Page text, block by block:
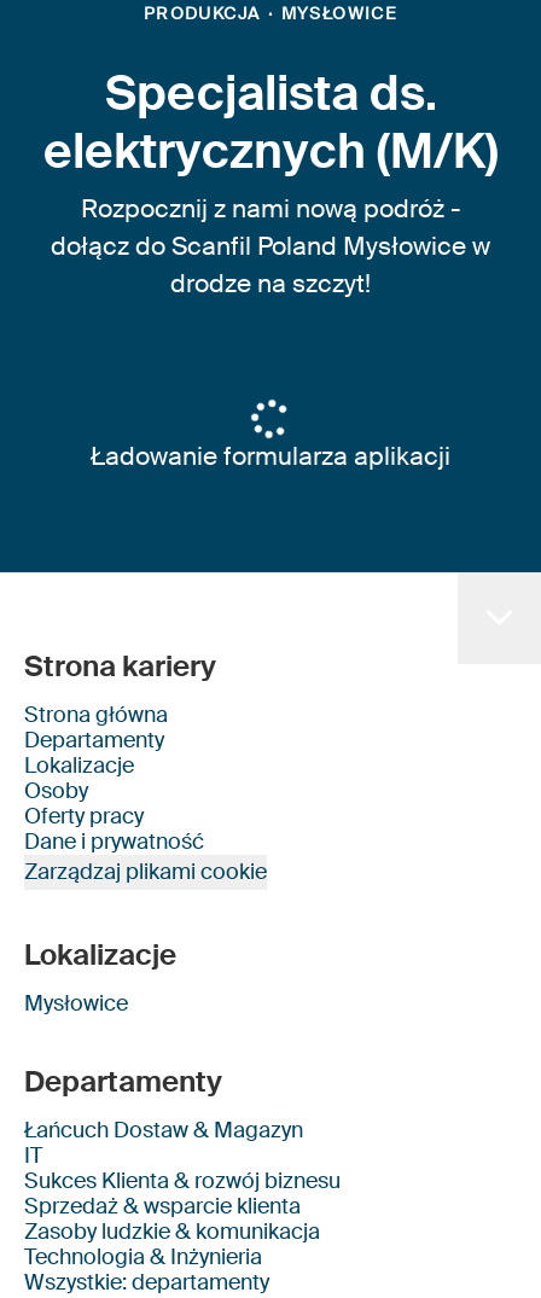
PRODUKCJA · MYSŁOWICE
Specjalista ds.
elektrycznych (M/K)
Rozpocznij z nami nową podróż -
dołącz do Scanfil Poland Mysłowice w
drodze na szczyt!
Ładowanie formularza aplikacji
Strona kariery
Strona główna
Departamenty
Lokalizacje
Osoby
Oferty pracy
Dane i prywatność
Zarządzaj plikami cookie
Lokalizacje
Mysłowice
Departamenty
Łańcuch Dostaw & Magazyn
IT
Sukces Klienta & rozwój biznesu
Sprzedaż & wsparcie klienta
Zasoby ludzkie & komunikacja
Technologia & Inżynieria
Wszystkie: departamenty